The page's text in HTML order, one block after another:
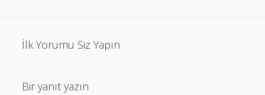
İlk Yorumu Siz Yapın
Bir yanıt yazın